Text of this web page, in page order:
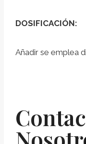
DOSIFICACIÓN:
Añadir se emplea